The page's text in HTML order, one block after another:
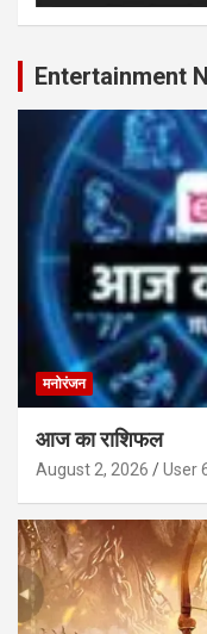
Entertainment
मनोरंजन
आज का राशिफल
August 2, 2026 User